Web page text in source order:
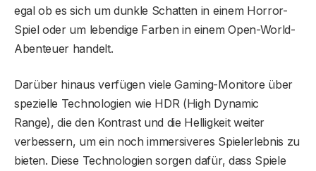
egal ob es sich um dunkle Schatten in einem Horror-
Spiel oder um lebendige Farben in einem Open-World-
Abenteuer handelt.
Darüber hinaus verfügen viele Gaming-Monitore über
spezielle Technologien wie HDR (High Dynamic
Range), die den Kontrast und die Helligkeit weiter
verbessern, um ein noch immersiveres Spielerlebnis zu
bieten. Diese Technologien sorgen dafür, dass Spiele